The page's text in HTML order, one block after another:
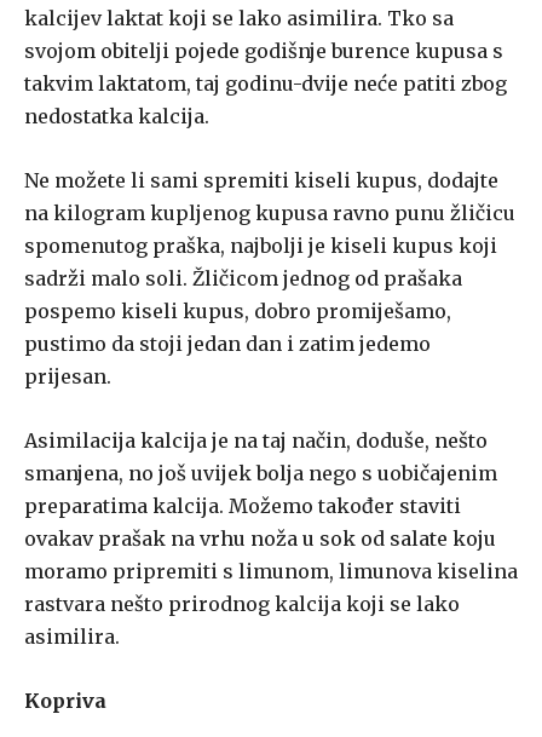
kalcijev laktat koji se lako asimilira. Tko sa
svojom obitelji pojede godišnje burence kupusa s
takvim laktatom, taj godinu-dvije neće patiti zbog
nedostatka kalcija.
Ne možete li sami spremiti kiseli kupus, dodajte
na kilogram kupljenog kupusa ravno punu žličicu
spomenutog praška, najbolji je kiseli kupus koji
sadrži malo soli. Žličicom jednog od prašaka
pospemo kiseli kupus, dobro promiješamo,
pustimo da stoji jedan dan i zatim jedemo
prijesan.
Asimilacija kalcija je na taj način, doduše, nešto
smanjena, no još uvijek bolja nego s uobičajenim
preparatima kalcija. Možemo također staviti
ovakav prašak na vrhu noža u sok od salate koju
moramo pripremiti s limunom, limunova kiselina
rastvara nešto prirodnog kalcija koji se lako
asimilira.
Kopriva